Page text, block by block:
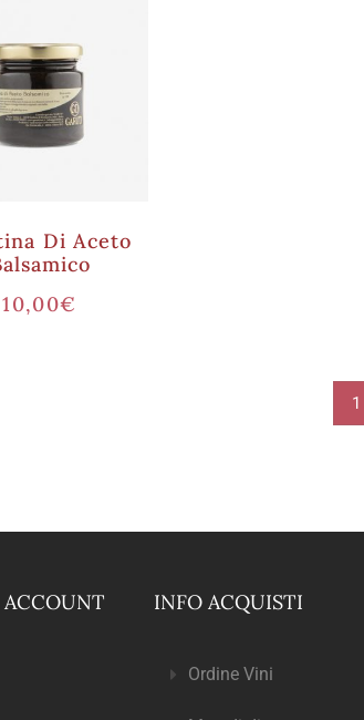
Di Aceto
10,00€
1
INFO ACQUISTI
Ordine Vini